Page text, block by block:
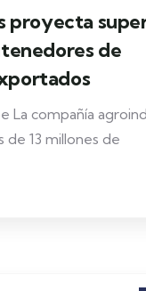
proyecta
de
La compañía
de 13 millones de